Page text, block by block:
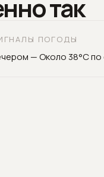
так
ПОГОДЫ
— Около 38°C